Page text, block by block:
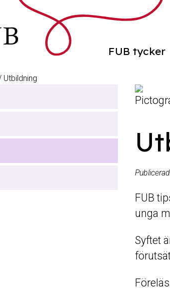
FUB tycker
Utbildning
FUB
unga
Syftet